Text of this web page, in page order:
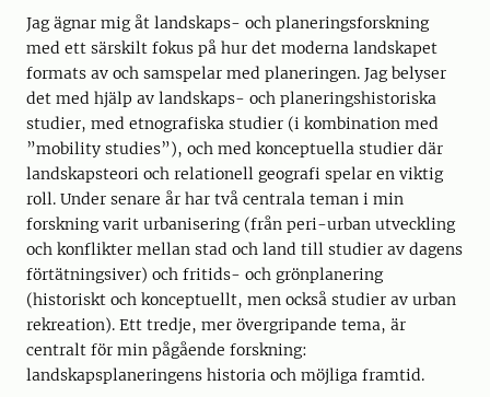
Jag ägnar mig åt landskaps- och planeringsforskning
med ett särskilt fokus på hur det moderna landskapet
formats av och samspelar med planeringen. Jag belyser
det med hjälp av landskaps- och planeringshistoriska
studier, med etnografiska studier (i kombination med
”mobility studies”), och med konceptuella studier där
landskapsteori och relationell geografi spelar en viktig
roll. Under senare år har två centrala teman i min
forskning varit urbanisering (från peri-urban utveckling
och konflikter mellan stad och land till studier av dagens
förtätningsiver) och fritids- och grönplanering
(historiskt och konceptuellt, men också studier av urban
rekreation). Ett tredje, mer övergripande tema, är
centralt för min pågående forskning:
landskapsplaneringens historia och möjliga framtid.